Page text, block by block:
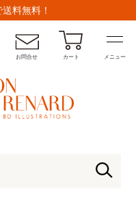
料無料！
お問合せ カート メニュー